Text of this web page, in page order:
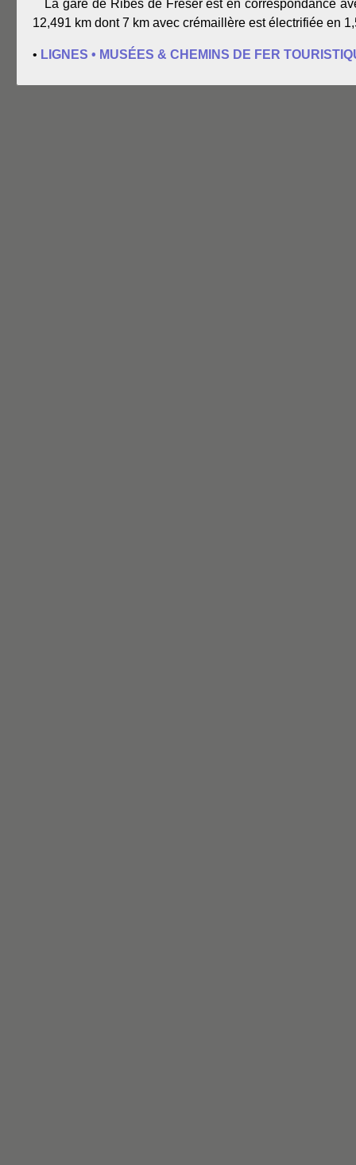
La gare de Ribes de Freser est en correspondance
12,491 km dont 7 km avec crémaillère est électrifiée en
• LIGNES • MUSÉES & CHEMINS DE FER